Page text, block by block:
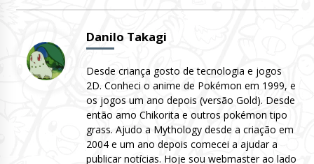
Danilo Takagi
Desde criança gosto de tecnologia e jogos
2D. Conheci o anime de Pokémon em 1999, e
os jogos um ano depois (versão Gold). Desde
então amo Chikorita e outros pokémon tipo
grass. Ajudo a Mythology desde a criação em
2004 e um ano depois comecei a ajudar a
publicar notícias. Hoje sou webmaster ao lado